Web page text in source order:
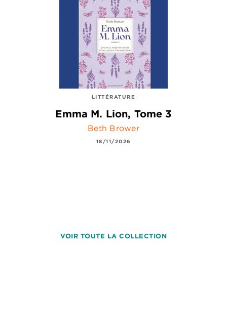
LITTÉRATURE
Emma M. Lion, Tome 3
Beth Brower
18/11/2026
VOIR TOUTE LA COLLECTION